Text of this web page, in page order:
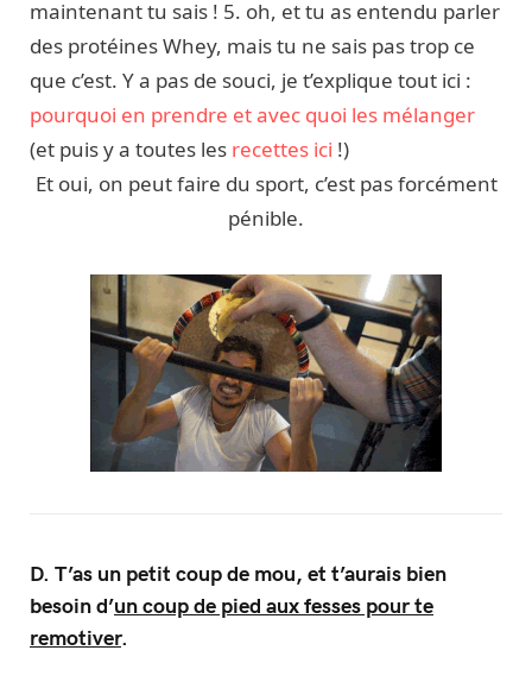
maintenant tu sais ! 5. oh, et tu as entendu parler
des protéines Whey, mais tu ne sais pas trop ce
que c’est. Y a pas de souci, je t’explique tout ici :
pourquoi en prendre et avec quoi les mélanger
(et puis y a toutes les recettes ici !)
Et oui, on peut faire du sport, c’est pas forcément
pénible.
D. T’as un petit coup de mou, et t’aurais bien
besoin d’un coup de pied aux fesses pour te
remotiver.